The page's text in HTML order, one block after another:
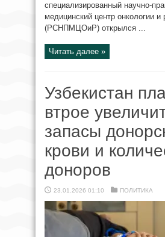
специализированный
медицинский центр онкологии и
(РСНПМЦОиР) открылся ...
Читать далее »
Узбекистан
втрое
запасы
крови и
доноров
23.01.2026 01:10 ПОЛИТИКА